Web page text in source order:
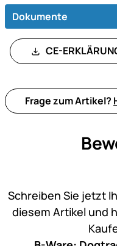
Dokumente
CE-
Frage zum Artikel?
Schreiben Sie jetzt
diesem Artikel und